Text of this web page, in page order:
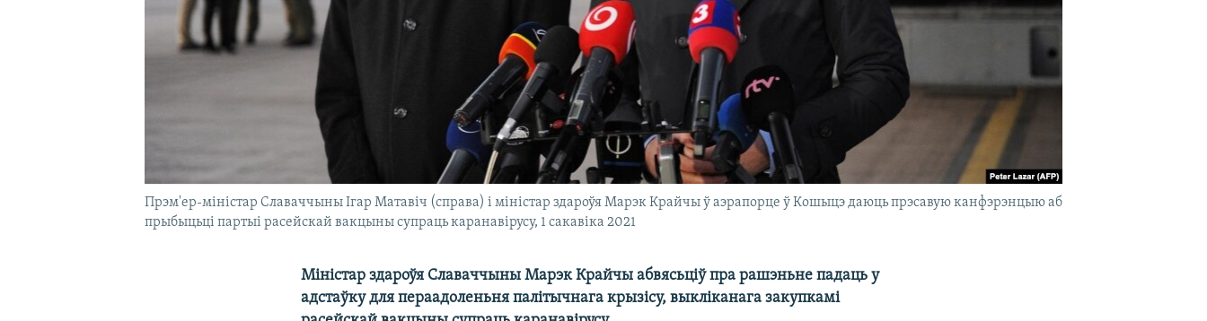
Прэм'ер-міністар Славаччыны Ігар Матавіч (справа) і міністар здароўя Марэк Крайчы ў аэрапорце ў Кошыцэ даюць прэсавую канфэрэнцыю аб
прыбыцьці партыі расейскай вакцыны супраць каранавірусу, 1 сакавіка 2021
Міністар здароўя Славаччыны Марэк Крайчы абвясьціў пра рашэньне падаць у
адстаўку для пераадоленьня палітычнага крызісу, выкліканага закупкамі